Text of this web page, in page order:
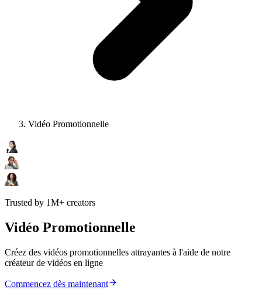
Vidéo Promotionnelle
Trusted by 1M+ creators
Vidéo Promotionnelle
Créez des vidéos promotionnelles attrayantes à l'aide de notre
créateur de vidéos en ligne
Commencez dès maintenant